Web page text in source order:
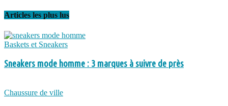
Articles les plus lus
Baskets et Sneakers
Sneakers mode homme : 3 marques à suivre de près
Chaussure de ville